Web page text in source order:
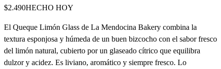
$2.490HECHO HOY
El Queque Limón Glass de La Mendocina Bakery combina la
textura esponjosa y húmeda de un buen bizcocho con el sabor fresco
del limón natural, cubierto por un glaseado cítrico que equilibra
dulzor y acidez. Es liviano, aromático y siempre fresco. Lo